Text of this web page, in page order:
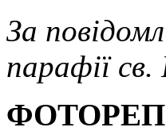
За
парафії